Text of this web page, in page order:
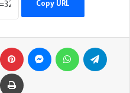
Copy URL
Pinterest MessengerWhatsApp
via Email Print